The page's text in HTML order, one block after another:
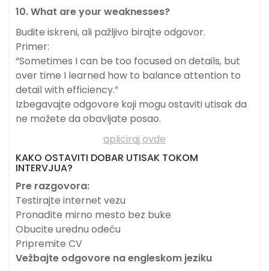
10. What are your weaknesses?
Budite iskreni, ali pažljivo birajte odgovor.
Primer:
“Sometimes I can be too focused on details, but
over time I learned how to balance attention to
detail with efficiency.”
Izbegavajte odgovore koji mogu ostaviti utisak da
ne možete da obavljate posao.
apliciraj ovde
KAKO OSTAVITI DOBAR UTISAK TOKOM
INTERVJUA?
Pre razgovora:
Testirajte internet vezu
Pronađite mirno mesto bez buke
Obucite urednu odeću
Pripremite CV
Vežbajte odgovore na engleskom jeziku